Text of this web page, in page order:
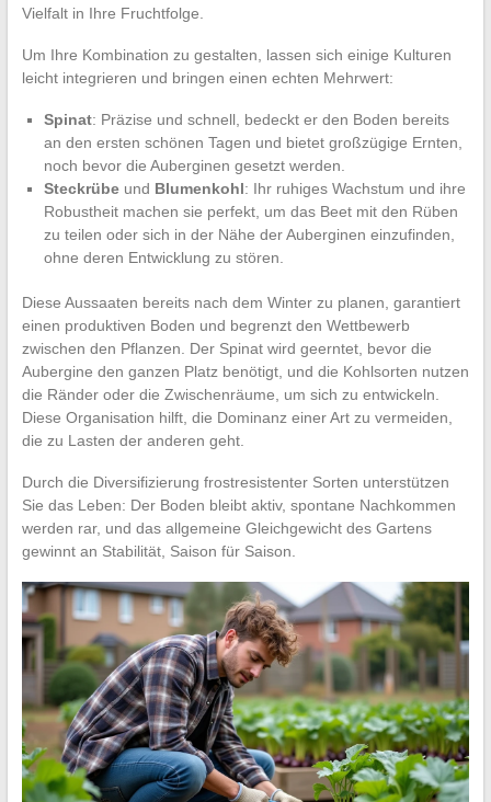
Vielfalt in Ihre Fruchtfolge.
Um Ihre Kombination zu gestalten, lassen sich einige Kulturen
leicht integrieren und bringen einen echten Mehrwert:
Spinat: Präzise und schnell, bedeckt er den Boden bereits
an den ersten schönen Tagen und bietet großzügige Ernten,
noch bevor die Auberginen gesetzt werden.
Steckrübeund Blumenkohl: Ihr ruhiges Wachstum und ihre
Robustheit machen sie perfekt, um das Beet mit den Rüben
zu teilen oder sich in der Nähe der Auberginen einzufinden,
ohne deren Entwicklung zu stören.
Diese Aussaaten bereits nach dem Winter zu planen, garantiert
einen produktiven Boden und begrenzt den Wettbewerb
zwischen den Pflanzen. Der Spinat wird geerntet, bevor die
Aubergine den ganzen Platz benötigt, und die Kohlsorten nutzen
die Ränder oder die Zwischenräume, um sich zu entwickeln.
Diese Organisation hilft, die Dominanz einer Art zu vermeiden,
die zu Lasten der anderen geht.
Durch die Diversifizierung frostresistenter Sorten unterstützen
Sie das Leben: Der Boden bleibt aktiv, spontane Nachkommen
werden rar, und das allgemeine Gleichgewicht des Gartens
gewinnt an Stabilität, Saison für Saison.